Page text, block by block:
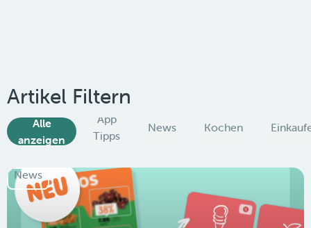
Artikel Filtern
Alle
anzeigen
App
Tipps
News Kochen
News